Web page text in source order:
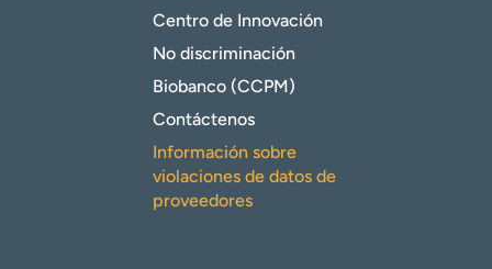
Centro de Innovación
No discriminación
Biobanco (CCPM)
Contáctenos
Información sobre
violaciones de datos de
proveedores